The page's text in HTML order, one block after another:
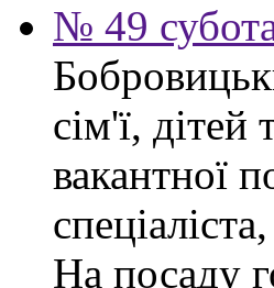
№ 49
сім'ї,
вакантної
На посаду